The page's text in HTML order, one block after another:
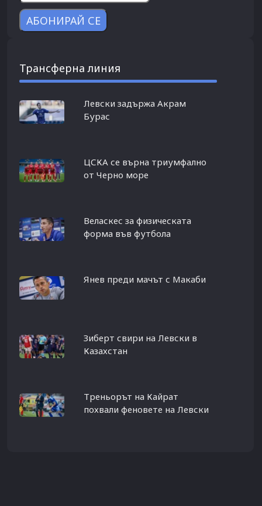
Трансферна линия
Левски задържа Акрам
Бурас
ЦСКА се върна триумфално
от Черно море
Веласкес за физическата
форма във футбола
Янев преди мачът с Макаби
Зиберт свири на Левски в
Казахстан
Треньорът на Кайрат
похвали феновете на Левски